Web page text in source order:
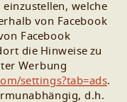
einzustellen, welche
von Facebook
Facebook
die Hinweise zu
Werbung
settings?tab=ads.
d.h.